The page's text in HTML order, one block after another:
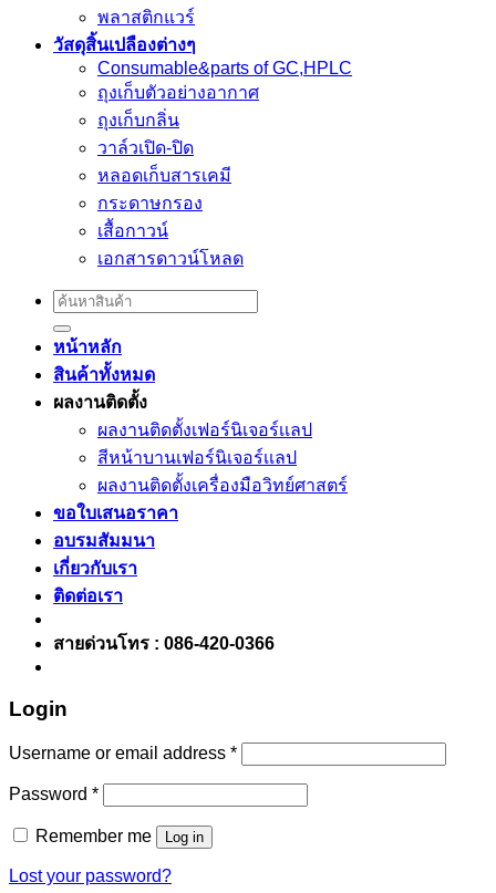
พลาสติกแวร์
วัสดุสิ้นเปลืองต่างๆ
Consumable&parts of GC,HPLC
ถุงเก็บตัวอย่างอากาศ
ถุงเก็บกลิ่น
วาล์วเปิด-ปิด
หลอดเก็บสารเคมี
กระดาษกรอง
เสื้อกาวน์
เอกสารดาวน์โหลด
Search
for:
หน้าหลัก
สินค้าทั้งหมด
ผลงานติดตั้ง
ผลงานติดตั้งเฟอร์นิเจอร์เเลป
สีหน้าบานเฟอร์นิเจอร์เเลป
ผลงานติดตั้งเครื่องมือวิทย์ศาสตร์
ขอใบเสนอราคา
อบรมสัมมนา
เกี่ยวกับเรา
ติดต่อเรา
สายด่วนโทร : 086-420-0366
Login
Username or email address *
Password *
Remember me Log in
Lost your password?